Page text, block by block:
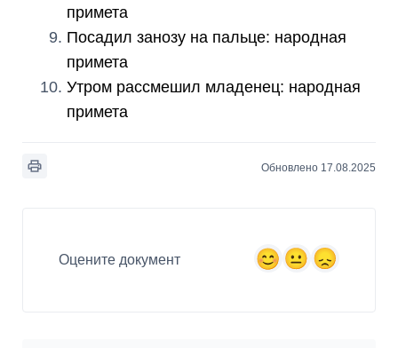
примета
Посадил занозу на пальце: народная
примета
Утром рассмешил младенец: народная
примета
Обновлено 17.08.2025
Оцените документ